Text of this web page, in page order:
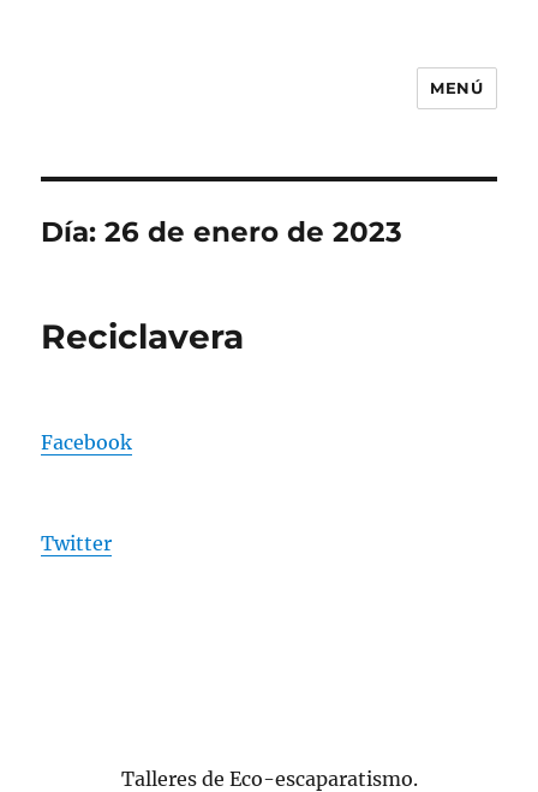
CIFP MEDINA DEL CAMPO
MENÚ
Día:26 de enero de 2023
Reciclavera
Facebook
Twitter
Talleres de Eco-escaparatismo.